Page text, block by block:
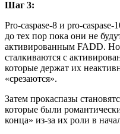
Шаг 3:
Pro-caspase-8 и pro-
до тех пор пока они не
активированным FADD. Но
сталкиваются с
которые держат их
«срезаются».
Затем прокаспазы
которые были
конца» из-за их роли в